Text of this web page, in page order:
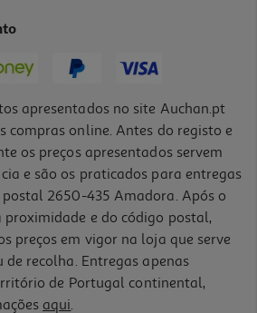
apresentados no site Auchan.pt
compras online. Antes do registo e
os preços apresentados servem
e são os praticados para entregas
2650-435 Amadora. Após o
e do código postal,
preços em vigor na loja que serve
recolha. Entregas apenas
de Portugal continental,
aqui.